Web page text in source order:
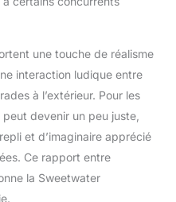
une touche de réalisme
interaction ludique entre
à l’extérieur. Pour les
peut devenir un peu juste,
et d’imaginaire apprécié
Ce rapport entre
la Sweetwater